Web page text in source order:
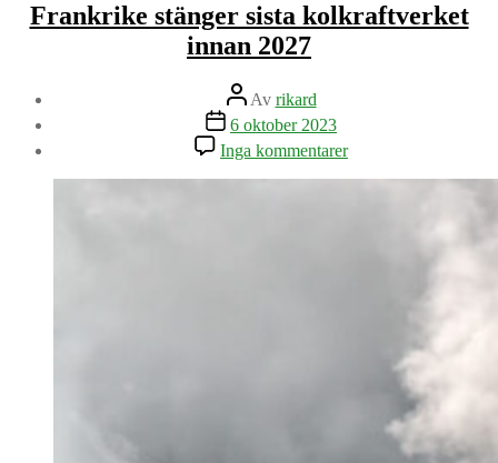
Frankrike stänger sista kolkraftverket
innan 2027
Inläggsförfattare
Av rikard
Inläggsdatum
6 oktober 2023
Inga kommentarertill
Frankrike
stänger